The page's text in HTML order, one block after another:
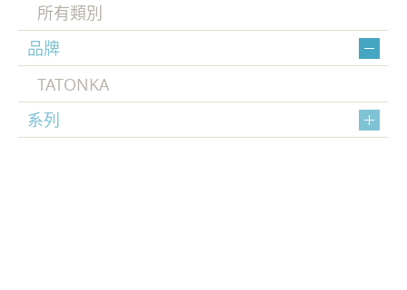
所有類別
品牌
TATONKA
系列